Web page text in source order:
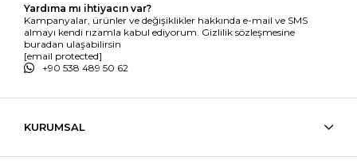
Yardıma mı ihtiyacın var?
Kampanyalar, ürünler ve değişiklikler hakkında e-mail ve SMS
almayı kendi rızamla kabul ediyorum. Gizlilik sözleşmesine
buradan ulaşabilirsin
[email protected]
+90 538 489 50 62
KURUMSAL